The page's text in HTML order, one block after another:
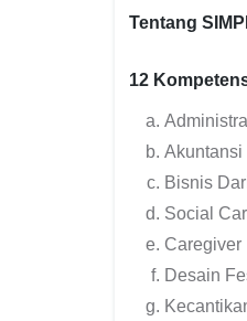
Tentang
12
Akuntansi
Bisnis
Social
Caregiver
Desain